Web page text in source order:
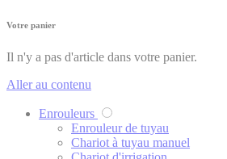
Votre panier
Il n'y a pas d'article dans votre panier.
Aller au contenu
Enrouleurs
Enrouleur de tuyau
Chariot à tuyau manuel